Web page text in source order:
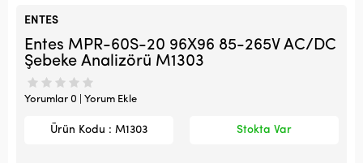
ENTES
Entes MPR-60S-20 96X96 85-265V AC/DC
Şebeke Analizörü M1303
Yorumlar 0 | Yorum Ekle
Ürün Kodu : M1303 Stokta Var